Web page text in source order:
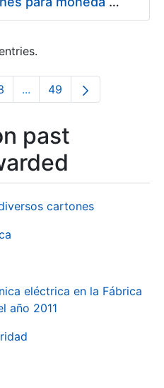
Page
...Intermediate Pages Use
Page
49
past
cartones
eléctrica en la Fábrica
año 2011